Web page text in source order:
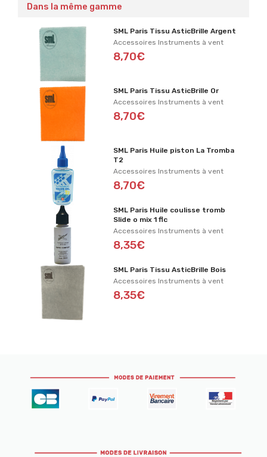
Dans la même gamme
SML Paris Tissu AsticBrille Argent
Accessoires Instruments à vent
8,70€
SML Paris Tissu AsticBrille Or
Accessoires Instruments à vent
8,70€
SML Paris Huile piston La Tromba
T2
Accessoires Instruments à vent
8,70€
SML Paris Huile coulisse tromb
Slide o mix 1 flc
Accessoires Instruments à vent
8,35€
SML Paris Tissu AsticBrille Bois
Accessoires Instruments à vent
8,35€